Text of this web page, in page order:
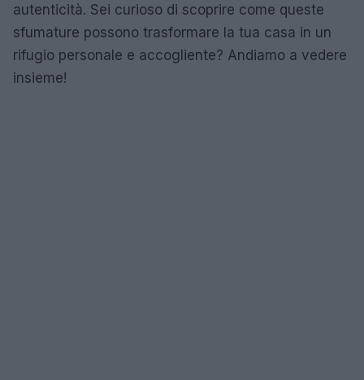
autenticità. Sei curioso di scoprire come queste
sfumature possono trasformare la tua casa in un
rifugio personale e accogliente? Andiamo a vedere
insieme!